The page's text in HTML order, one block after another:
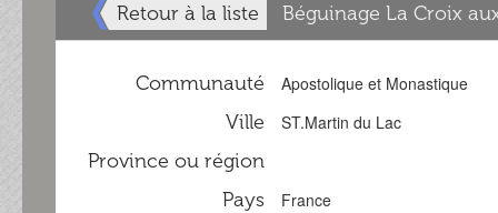
Retour à la liste Béguinage La Croix
Communauté Apostolique et Monastique
Ville ST.Martin du Lac
Province ou région
Pays
France